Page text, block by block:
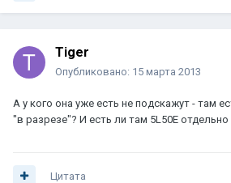
Tiger
Опубликовано: 15 марта 2013
А у кого она уже есть не подскажут - там
"в разрезе"? И есть ли там 5L50E отдельно
Цитата